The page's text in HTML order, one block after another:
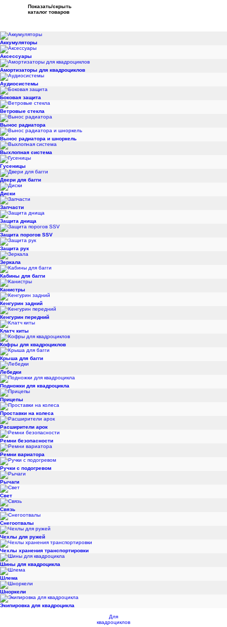
Показать/скрыть
каталог товаров
Аккумуляторы
Аксессуары
Амортизаторы для квадроциклов
Аудиосистемы
Боковая защита
Ветровые стекла
Вынос радиатора
Вынос радиатора и шноркель
Выхлопная система
Гусеницы
Двери для багги
Диски
Запчасти
Защита днища
Защита порогов SSV
Защита рук
Зеркала
Кабины для багги
Канистры
Кенгурин задний
Кенгурин передний
Клатч киты
Кофры для квадроциклов
Крыша для багги
Лебедки
Подножки для квадроцикла
Прицепы
Проставки на колеса
Расширители арок
Ремни безопасности
Ремни вариатора
Ручки с подогревом
Рычаги
Свет
Связь
Снегоотвалы
Чехлы для ружей
Чехлы хранения транспортировки
Шины для квадроцикла
Шлема
Шноркели
Экипировка для квадроцикла
Для
квадроциклов